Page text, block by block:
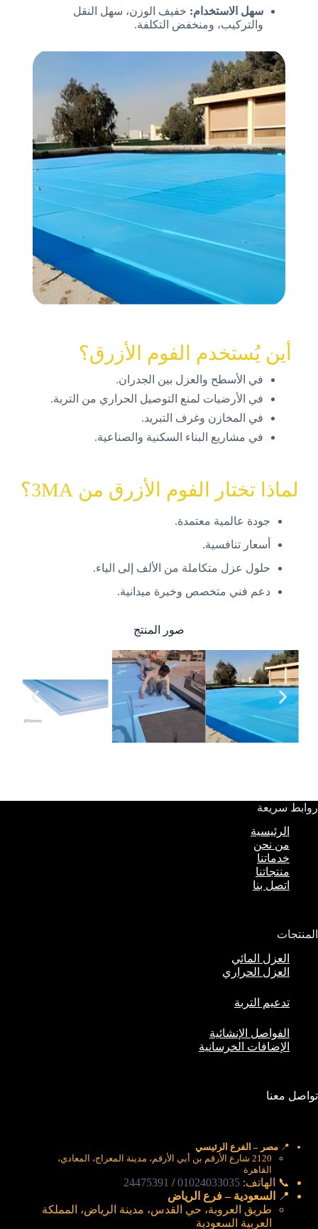
سهل الاستخدام: خفيف الوزن، سهل النقل
والتركيب، ومنخفض التكلفة.
أين يُستخدم الفوم الأزرق؟
في الأسطح والعزل بين الجدران.
في الأرضيات لمنع التوصيل الحراري من التربة.
في المخازن وغرف التبريد.
في مشاريع البناء السكنية والصناعية.
لماذا تختار الفوم الأزرق من 3MA؟
جودة عالمية معتمدة.
أسعار تنافسية.
حلول عزل متكاملة من الألف إلى الياء.
دعم فني متخصص وخبرة ميدانية.
صور المنتج
روابط سريعة
الرئيسية
من نحن
خدماتنا
منتجاتنا
اتصل بنا
المنتجات
العزل المائي
العزل الحراري
تدعيم التربة
الفواصل الإنشائية
الإضافات الخرسانية
تواصل معنا
📍 مصر – الفرع الرئيسي
2120 شارع الأرقم بن أبي الأرقم، مدينة المعراج، المعادي،
القاهرة
📞 الهاتف: 01024033035
/
24475391
📍
السعودية – فرع الرياض
طريق العروبة، حي القدس، مدينة الرياض، المملكة
العربية السعودية